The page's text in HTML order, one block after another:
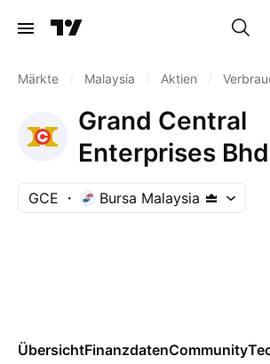
Märkte Malaysia Aktien
Grand Central
Enterprises
GCE Bursa Malaysia
ÜbersichtFinanzdatenCommunity